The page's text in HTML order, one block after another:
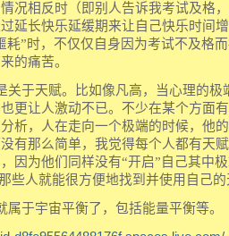
况相反时（即别人告诉我考试及格
延长快乐延缓期来让自己快乐时间
耗”时，不仅仅自身因为考试不及格
的痛苦。
关于天赋。
比如像凡高，当心理的极
更让人激动不已。不少在某个方面
析，人在走向一个极端的时候，他
有那么简单，我觉得每个人都有天
因为他们同样没有“开启”自己其中
些人就能很方便地找到 并使用 自己
属于宇宙平衡了，包括能量平衡等。